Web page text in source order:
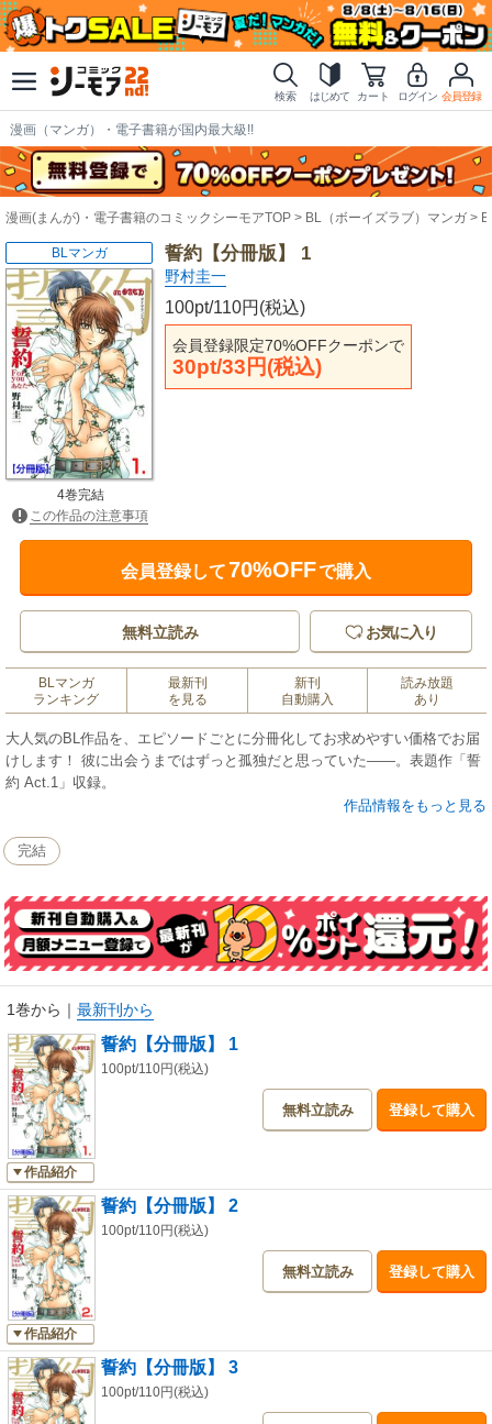
検索 はじめて カート ログイン 会員登録
漫画（マンガ）・電子書籍が国内最大級!!
漫画(まんが)・電子書籍のコミックシーモアTOP BL（ボーイズラブ）マンガ
誓約【分冊版】 1
野村圭一
100pt/110円(税込)
会員登録限定70%OFFクーポンで
30pt/33円(税込)
BLマンガ
4巻完結
この作品の注意事項
会員登録して70%OFFで購入
無料立読み お気に入り
BLマンガ
ランキング
最新刊
を見る
新刊
自動購入
読み放題
あり
大人気のBL作品を、エピソードごとに分冊化してお求めやすい価格でお届
けします！ 彼に出会うまではずっと孤独だと思っていた――。表題作「誓
約 Act.1」収録。
作品情報をもっと見る
完結
1巻から ｜ 最新刊から
作品紹介
誓約【分冊版】 1
100pt/110円(税込)
無料立読み 登録して購入
作品紹介
誓約【分冊版】 2
100pt/110円(税込)
無料立読み 登録して購入
誓約【分冊版】 3
100pt/110円(税込)